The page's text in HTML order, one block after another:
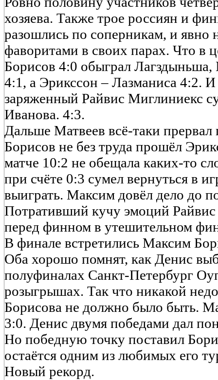
хозяева. Также трое россиян и
разошлись по соперникам, и явно
фаворитами в своих парах. Что в
Борисов 4:0 обыграл Лагздыньша,
4:1, а Эрикссон – Лазманиса 4:2.
заряженный Райвис Миглиниекс
Иванова. 4:3.
Дальше Матвеев всё-таки
Борисов не без труда прошёл
матче 10:2 не обещала каких-то
при счёте 0:3 сумел вернуться в
выиграть. Максим довёл дело до
Потративший кучу эмоций
перед финном в утешительном
В финале встретились Максим
Оба хорошо помнят, как Денис
полуфиналах Санкт-Петербург
розыгрышах. Так что никакой
Борисова не должно было быть.
3:0. Денис двумя победами дал
Но победную точку поставил
остаётся одним из любимых его
Новый рекорд.